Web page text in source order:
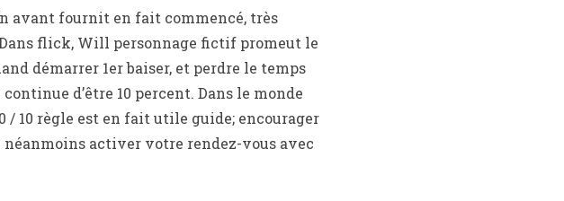
avant fournit en fait commencé, très
flick, Will personnage fictif promeut le
démarrer 1er baiser, et perdre le temps
d’être 10 percent. Dans le monde
/ 10 règle est en fait utile guide; encourager
néanmoins activer votre rendez-vous avec